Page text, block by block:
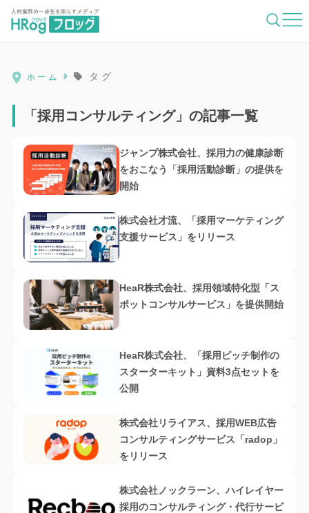
HRog | 人材業界の一歩先を照らすメディ
ホーム タグ
「採用コンサルティング」の記事一覧
ジャンプ株式会社、採用力の健康診断
をおこなう「採用活動診断」の提供を
開始
株式会社才流、「採用マーケティング
支援サービス」をリリース
HeaR株式会社、採用領域特化型「ス
ポットコンサルサービス」を提供開始
HeaR株式会社、「採用ピッチ制作の
スターターキット」資料3点セットを
公開
株式会社リライアス、採用WEB広告
コンサルティングサービス「radop」
をリリース
株式会社ノックラーン、ハイレイヤー
採用のコンサルティング・代行サービ